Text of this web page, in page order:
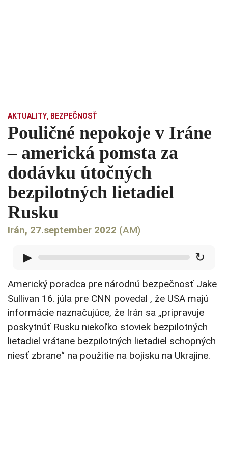
AKTUALITY, BEZPEČNOSŤ
Pouličné nepokoje v Iráne
– americká pomsta za
dodávku útočných
bezpilotných lietadiel
Rusku
Irán, 27.september 2022 (AM)
▶ ↻
Americký poradca pre národnú bezpečnosť Jake
Sullivan 16. júla pre CNN povedal , že USA majú
informácie naznačujúce, že Irán sa „pripravuje
poskytnúť Rusku niekoľko stoviek bezpilotných
lietadiel vrátane bezpilotných lietadiel schopných
niesť zbrane“ na použitie na bojisku na Ukrajine.